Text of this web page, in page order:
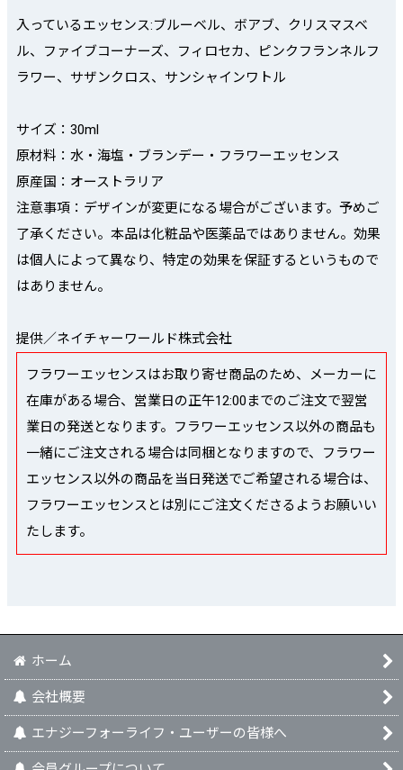
入っているエッセンス:ブルーベル、ボアブ、クリスマスベ
ル、ファイブコーナーズ、フィロセカ、ピンクフランネルフ
ラワー、サザンクロス、サンシャインワトル
サイズ：30ml
原材料：水・海塩・ブランデー・フラワーエッセンス
原産国：オーストラリア
注意事項：デザインが変更になる場合がございます。予めご
了承ください。本品は化粧品や医薬品ではありません。効果
は個人によって異なり、特定の効果を保証するというもので
はありません。
提供／ネイチャーワールド株式会社
フラワーエッセンスはお取り寄せ商品のため、メーカーに
在庫がある場合、営業日の正午12:00までのご注文で翌営
業日の発送となります。フラワーエッセンス以外の商品も
一緒にご注文される場合は同梱となりますので、フラワー
エッセンス以外の商品を当日発送でご希望される場合は、
フラワーエッセンスとは別にご注文くださるようお願いい
たします。
ホーム
会社概要
エナジーフォーライフ・ユーザーの皆様へ